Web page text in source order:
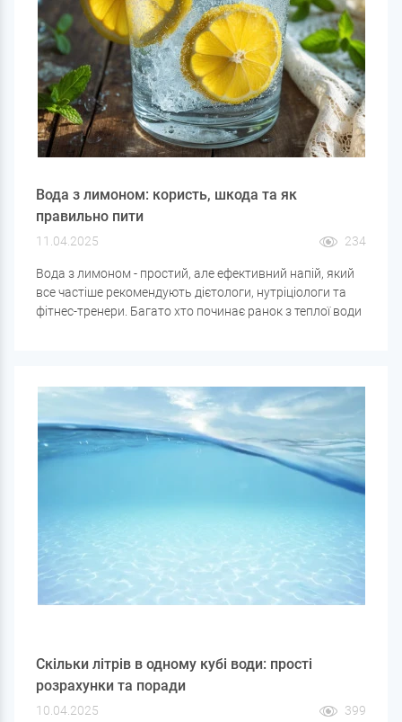
Вода з лимоном: користь, шкода та як
правильно пити
11.04.2025 234
Вода з лимоном - простий, але ефективний напій, який
все частіше рекомендують дієтологи, нутріціологи та
фітнес-тренери. Багато хто починає ранок з теплої води
з лимоном, кому вона підійде, а кому краще утриматися.
Скільки літрів в одному кубі води: прості
розрахунки та поради
10.04.2025 399